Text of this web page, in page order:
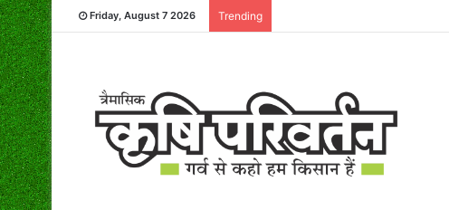
Friday, August 7 2026 Trending